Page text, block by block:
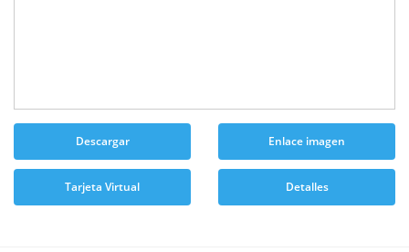
Descargar Enlace imagen
Tarjeta Virtual Detalles